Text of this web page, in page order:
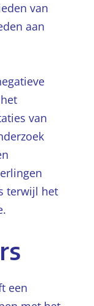
van
aan
van
terwijl het
een